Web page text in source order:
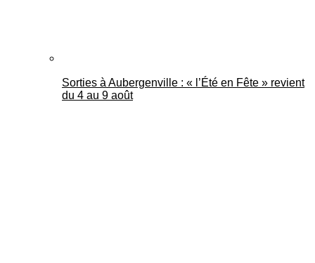
Sorties à Aubergenville : « l’Été en Fête » revient
du 4 au 9 août